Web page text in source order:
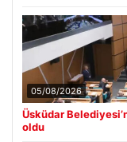
05/08/2026
Üsküdar
oldu